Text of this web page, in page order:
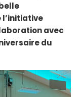
avec
du